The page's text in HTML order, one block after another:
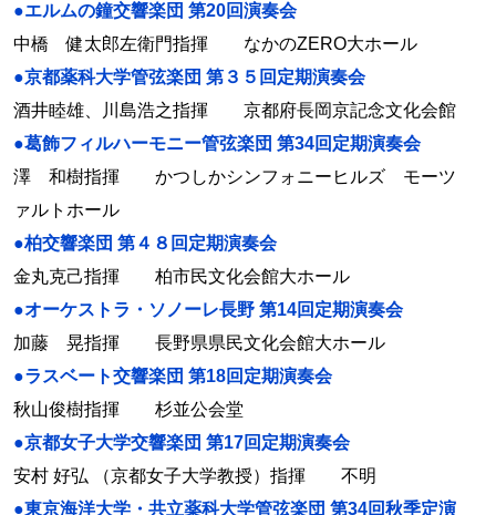
●エルムの鐘交響楽団 第20回演奏会
中橋 健太郎左衛門指揮 なかのZERO大ホール
●京都薬科大学管弦楽団 第３５回定期演奏会
酒井睦雄、川島浩之指揮 京都府長岡京記念文化会館
●葛飾フィルハーモニー管弦楽団 第34回定期演奏会
澤 和樹指揮 かつしかシンフォニーヒルズ モーツ
ァルトホール
●柏交響楽団 第４８回定期演奏会
金丸克己指揮 柏市民文化会館大ホール
●オーケストラ・ソノーレ長野 第14回定期演奏会
加藤 晃指揮 長野県県民文化会館大ホール
●ラスベート交響楽団 第18回定期演奏会
秋山俊樹指揮 杉並公会堂
●京都女子大学交響楽団 第17回定期演奏会
安村 好弘 （京都女子大学教授）指揮 不明
●東京海洋大学・共立薬科大学管弦楽団 第34回秋季定演